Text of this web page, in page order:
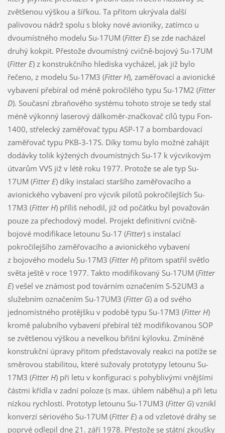
zvětšenou výškou a šířkou. Ta přitom ukrývala další
palivovou nádrž spolu s bloky nové avioniky, zatímco u
dvoumístného modelu Su-17UM (Fitter E) se zde nacházel
druhý kokpit. Přestože dvoumístný cvičně-bojový Su-17UM
(Fitter E) z konstrukčního hlediska vycházel, jak již bylo
řečeno, z modelu Su-17M3 (Fitter H), zaměřovací a avionické
vybavení přebíral od méně pokročilého typu Su-17M2 (Fitter
D). Současní zbraňového systému tohoto stroje se tedy stal
méně výkonný laserový dálkoměr-značkovač cílů typu Fon-
1400, střelecký zaměřovač typu ASP-17 a bombardovací
zaměřovač typu PKB-3-17S. Díky tomu bylo možné zahájit
dodávky tolik kýžených dvoumístných Su-17 k výcvikovým
útvarům VVS již v létě roku 1977. Protože se ale typ Su-
17UM (Fitter E) díky instalaci staršího zaměřovacího a
avionického vybavení pro výcvik pilotů pokročilejších Su-
17M3 (Fitter H) příliš nehodil, již od počátku byl považován
pouze za přechodový model. Projekt definitivní cvičně-
bojové modifikace letounu Su-17 (Fitter) s instalací
pokročilejšího zaměřovacího a avionického vybavení
z bojového modelu Su-17M3 (Fitter H) přitom spatřil světlo
světa ještě v roce 1977. Takto modifikovaný Su-17UM (Fitter
E) vešel ve známost pod továrním označením S-52UM3 a
služebním označením Su-17UM3 (Fitter G) a od svého
jednomístného protějšku v podobě typu Su-17M3 (Fitter H)
kromě palubního vybavení přebíral též modifikovanou SOP
se zvětšenou výškou a nevelkou břišní kýlovku. Zmíněné
konstrukční úpravy přitom představovaly reakci na potíže se
směrovou stabilitou, které sužovaly prototypy letounu Su-
17M3 (Fitter H) při letu v konfiguraci s pohyblivými vnějšími
částmi křídla v zadní poloze (s max. úhlem náběhu) a při letu
nízkou rychlostí. Prototyp letounu Su-17UM3 (Fitter G) vznikl
konverzí sériového Su-17UM (Fitter E) a od vzletové dráhy se
poprvé odlepil dne 21. září 1978. Přestože se státní zkoušky